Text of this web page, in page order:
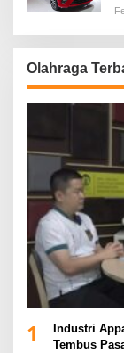
Olahraga
1
Industri
Tembus